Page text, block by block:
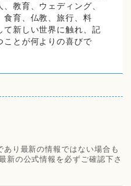
教育、ウェディング、
食育、仏教、旅行、料
新しい世界に触れ、記
とが何よりの喜びで
り最新の情報ではない場合も
新の公式情報を必ずご確認下さ